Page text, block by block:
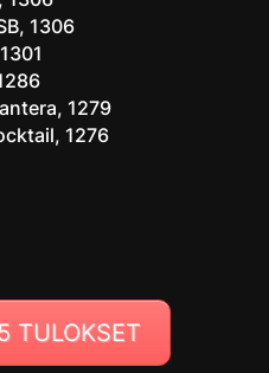
1306
1279
1276
TULOKSET